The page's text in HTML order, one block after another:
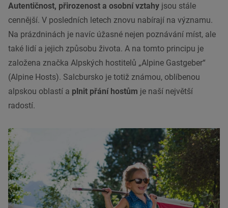
Autentičnost, přirozenost a osobní vztahy jsou stále
cennější. V posledních letech znovu nabírají na významu.
Na prázdninách je navíc úžasné nejen poznávání míst, ale
také lidí a jejich způsobu života. A na tomto principu je
založena značka Alpských hostitelů „Alpine Gastgeber“
(Alpine Hosts). Salcbursko je totiž známou, oblíbenou
alpskou oblastí a plnit přání hostům je naší největší
radostí.